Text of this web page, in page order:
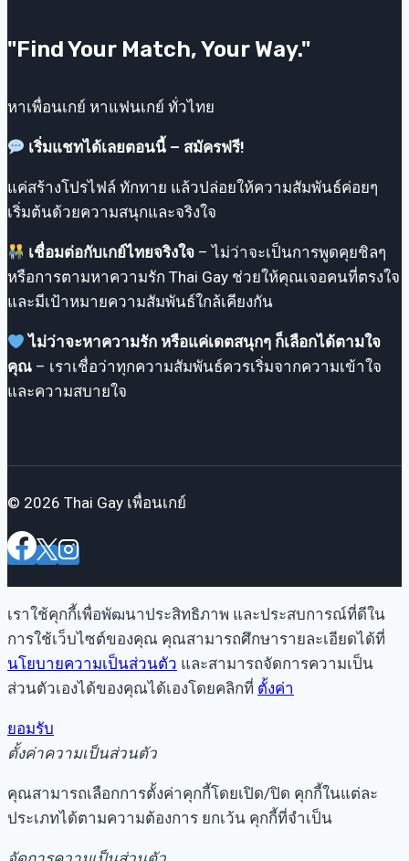
Pantip
แอ
"Find Your Match, Your Way."
หาเพื่อนเกย์ หาแฟนเกย์ ทั่วไทย
เริ่มแชทได้เลยตอนนี้ – สมัครฟรี!
แค่สร้างโปรไฟล์ ทักทาย แล้วปล่อยให้ความสัมพันธ์ค่อยๆ
เริ่มต้นด้วยความสนุกและจริงใจ
เชื่อมต่อกับเกย์ไทยจริงใจ – ไม่ว่าจะเป็นการพูดคุยชิลๆ
หรือการตามหาความรัก Thai Gay ช่วยให้คุณเจอคนที่ตรงใจ
และมีเป้าหมายความสัมพันธ์ใกล้เคียงกัน
ไม่ว่าจะหาความรัก หรือแค่เดตสนุกๆ ก็เลือกได้ตามใจ
คุณ – เราเชื่อว่าทุกความสัมพันธ์ควรเริ่มจากความเข้าใจ
และความสบายใจ
© 2026 Thai Gay เพื่อนเกย์
เราใช้คุกกี้เพื่อพัฒนาประสิทธิภาพ และประสบการณ์ที่ดีใน
การใช้เว็บไซต์ของคุณ คุณสามารถศึกษารายละเอียดได้ที่
นโยบายความเป็นส่วนตัว และสามารถจัดการความเป็น
ส่วนตัวเองได้ของคุณได้เองโดยคลิกที่ ตั้งค่า
ยอมรับ
ตั้งค่าความเป็นส่วนตัว
คุณสามารถเลือกการตั้งค่าคุกกี้โดยเปิด/ปิด คุกกี้ในแต่ละ
ประเภทได้ตามความต้องการ ยกเว้น คุกกี้ที่จำเป็น